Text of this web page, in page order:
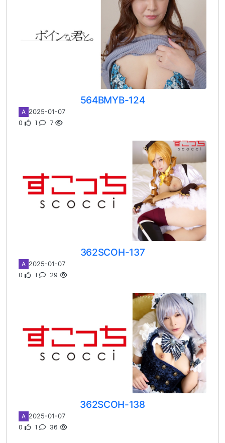
564BMYB-124
A 2025-01-07
0 1 7
362SCOH-137
A 2025-01-07
0 1 29
362SCOH-138
A 2025-01-07
0 1 36